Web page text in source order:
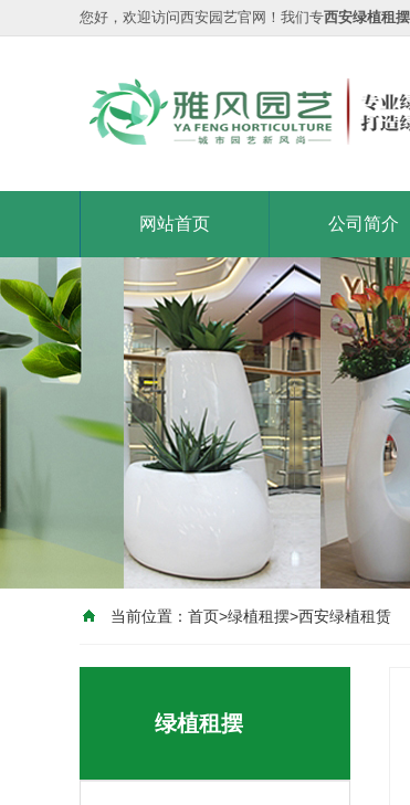
您好，欢迎访问西安园艺官网！我们专西安绿植租
网站首页 公司简介
当前位置： 首页>绿植租摆>西安绿植租赁
绿植租摆